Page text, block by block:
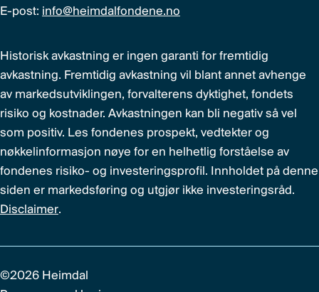
E-post: info@heimdalfondene.no
Historisk avkastning er ingen garanti for fremtidig
avkastning. Fremtidig avkastning vil blant annet avhenge
av markedsutviklingen, forvalterens dyktighet, fondets
risiko og kostnader. Avkastningen kan bli negativ så vel
som positiv. Les fondenes prospekt, vedtekter og
nøkkelinformasjon nøye for en helhetlig forståelse av
fondenes risiko- og investeringsprofil. Innholdet på denne
siden er markedsføring og utgjør ikke investeringsråd.
Disclaimer.
©2026 Heimdal